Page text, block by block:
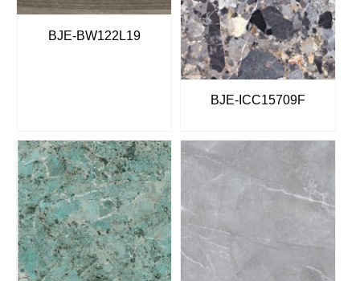
BJE-BW122L19
BJE-ICC15709F